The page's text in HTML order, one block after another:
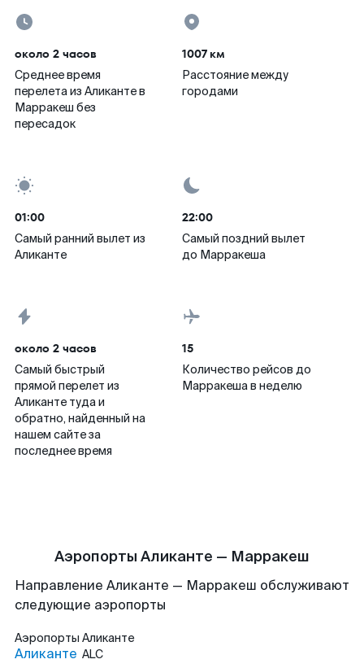
около 2 часов
Среднее время
перелета из Аликанте в
Марракеш без
пересадок
1007 км
Расстояние между
городами
01:00
Самый ранний вылет из
Аликанте
22:00
Самый поздний вылет
до Марракеша
около 2 часов
Самый быстрый
прямой перелет из
Аликанте туда и
обратно, найденный на
нашем сайте за
последнее время
15
Количество рейсов до
Марракеша в неделю
Аэропорты Аликанте — Марракеш
Направление Аликанте — Марракеш обслуживают
следующие аэропорты
Аэропорты Аликанте
Аликанте ALC